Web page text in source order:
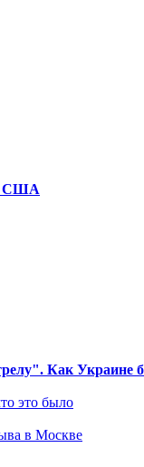
США
Как Украине
это было
в Москве